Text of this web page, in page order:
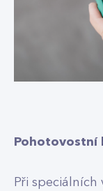
Pohotovostní
Při